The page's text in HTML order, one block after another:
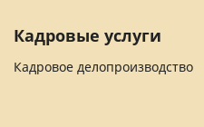
Кадровые услуги
Кадровое делопроизводство